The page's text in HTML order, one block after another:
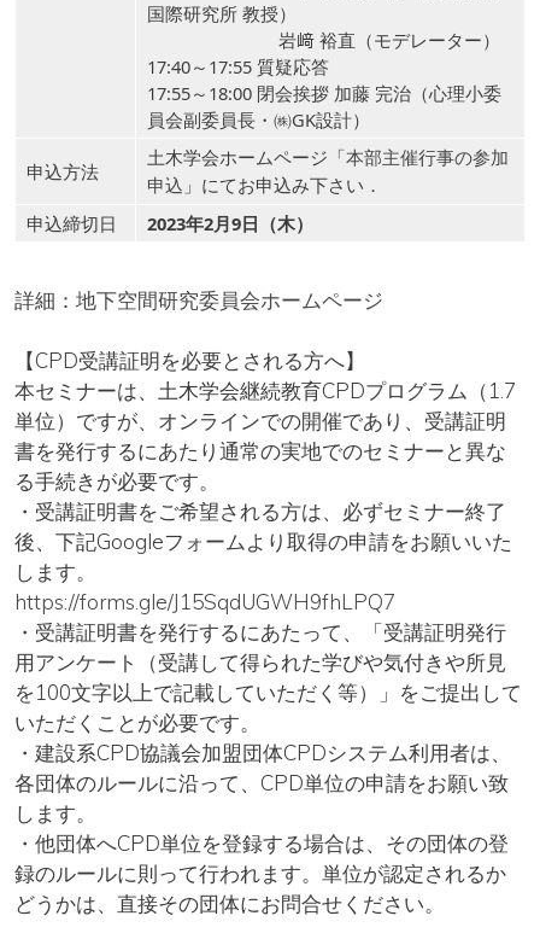
国際研究所 教授）
岩﨑 裕直（モデレーター）
17:40～17:55 質疑応答
17:55～18:00 閉会挨拶 加藤 完治（心理小委
員会副委員長・㈱GK設計）
申込方法
土木学会ホームページ「本部主催行事の参加
申込 」にてお申込み下さい．
申込締切日
2023年2月9日（木）
詳細： 地下空間研究委員会ホームページ
【CPD受講証明を必要とされる方へ】
本セミナーは、土木学会継続教育CPDプログラム（1.7
単位）ですが、オンラインでの開催であり、受講証明
書を発行するにあたり通常の実地でのセミナーと異な
る手続きが必要です。
・受講証明書をご希望される方は、必ずセミナー終了
後、下記Googleフォームより取得の申請をお願いいた
します。
https://forms.gle/J15SqdUGWH9fhLPQ7
・受講証明書を発行するにあたって、「受講証明発行
用アンケート（受講して得られた学びや気付きや所見
を100文字以上で記載していただく等）」をご提出して
いただくことが必要です。
・建設系CPD協議会加盟団体CPDシステム利⽤者は、
各団体のルールに沿って、CPD単位の申請をお願い致
します。
・他団体へCPD単位を登録する場合は、その団体の登
録のルールに則って行われます。単位が認定されるか
どうかは、直接その団体にお問合せください。